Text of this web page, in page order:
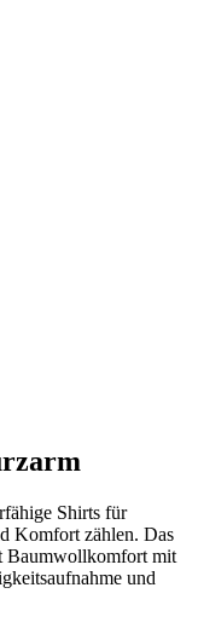
Shirts für
Komfort zählen. Das
Baumwollkomfort mit
und